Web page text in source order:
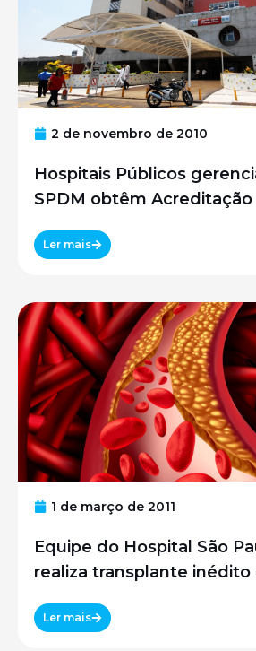
2 de novembro de 2010
Hospitais Públicos
SPDM obtêm Acreditação
Ler mais
1 de março de 2011
Equipe do Hospital São
realiza transplante inédito
Ler mais